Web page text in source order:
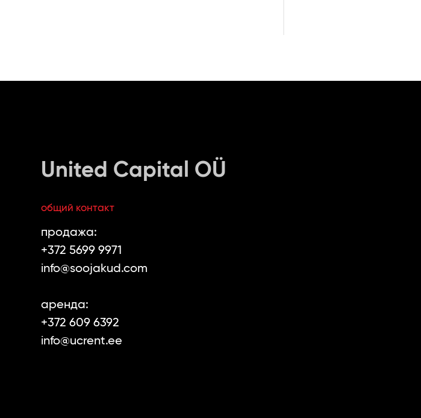
United Capital OÜ
общий контакт
продажa:
+372 5699 9971
info@soojakud.com
арендa:
+372 609 6392
info@ucrent.ee